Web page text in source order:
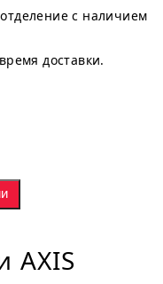
с наличием
доставки.
AXIS